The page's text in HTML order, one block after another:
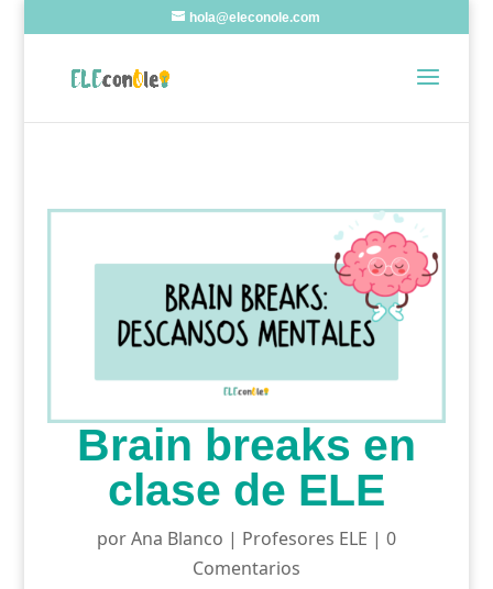
hola@eleconole.com
Brain breaks en
clase de ELE
porAna Blanco | Profesores ELE | 0
Comentarios